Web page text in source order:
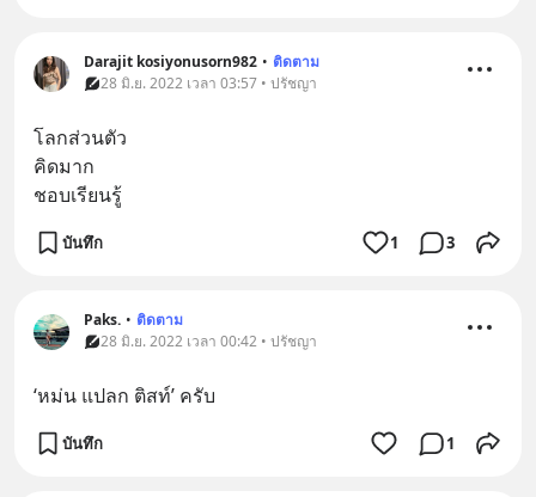
Darajit kosiyonusorn982 • ติดตาม
28 มิ.ย. 2022 เวลา 03:57 • ปรัชญา
โลกส่วนตัว
คิดมาก
ชอบเรียนรู้
บันทึก 1 3
Paks. • ติดตาม
28 มิ.ย. 2022 เวลา 00:42 • ปรัชญา
‘หม่น แปลก ติสท์’ ครับ
บันทึก 1